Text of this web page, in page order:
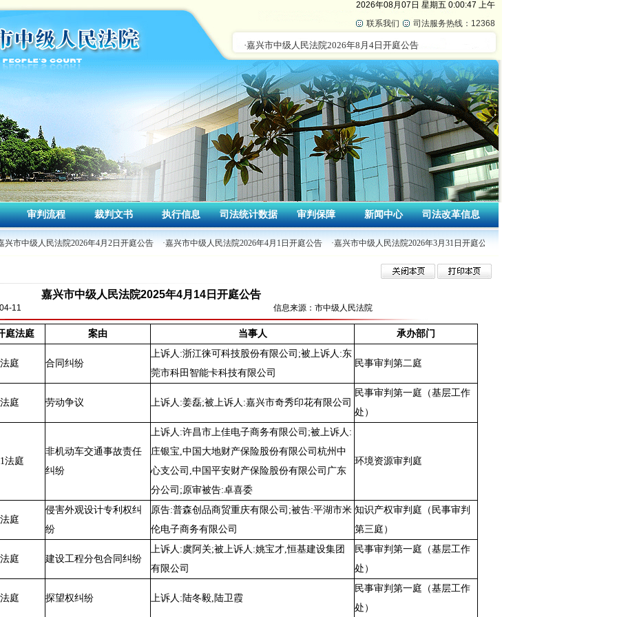
2026年08月07日 星期五 0:00:47 上午
联系我们
司法服务热线：12368
审判流程 裁判文书 执行信息 司法统计数据 审判保障 新闻中心 司法改革信息
兴市中级人民法院2026年4月2日开庭公告 ·嘉兴市中级人民法院2026年4月1日开庭公告 ·嘉兴市中级人民法院2026年3月31日开庭公告
嘉兴市中级人民法院2025年4月14日开庭公告
11 信息来源：市中级人民法院
庭法庭 案由 当事人 承办部门
庭 合同纠纷
上诉人:浙江徕可科技股份有限公司;被上诉人:东
莞市科田智能卡科技有限公司
民事审判第二庭
庭 劳动争议 上诉人:姜磊;被上诉人:嘉兴市奇秀印花有限公司
民事审判第一庭（基层工作
处）
法庭
非机动车交通事故责任
纠纷
上诉人:许昌市上佳电子商务有限公司;被上诉人:
庄银宝,中国大地财产保险股份有限公司杭州中
心支公司,中国平安财产保险股份有限公司广东
分公司;原审被告:卓喜委
环境资源审判庭
庭
侵害外观设计专利权纠
纷
原告:普森创品商贸重庆有限公司;被告:平湖市米
伦电子商务有限公司
知识产权审判庭（民事审判
第三庭）
庭 建设工程分包合同纠纷
上诉人:虞阿关;被上诉人:姚宝才,恒基建设集团
有限公司
民事审判第一庭（基层工作
处）
庭 探望权纠纷 上诉人:陆冬毅,陆卫霞
民事审判第一庭（基层工作
处）